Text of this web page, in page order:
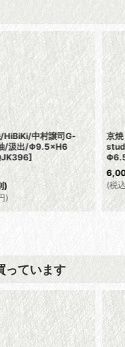
HiBiKi/中村譲司G-
/汲出/Φ9.5×H6
]
)
)
京
(税込
っています